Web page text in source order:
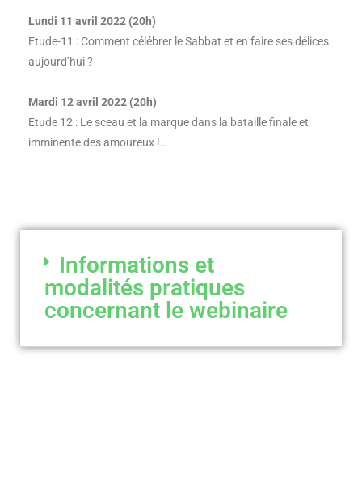
Lundi 11 avril 2022 (20h)
Etude-11 : Comment célébrer le Sabbat et en faire ses délices
aujourd’hui ?
Mardi 12 avril 2022 (20h)
Etude 12 : Le sceau et la marque dans la bataille finale et
imminente des amoureux !…
Informations et
modalités pratiques
concernant le webinaire